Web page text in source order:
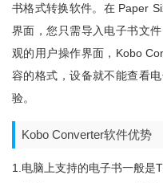
书格式转换软件。在 Paper
界面，您只需导入电子书文
观的用户操作界面，Kobo
容的格式，设备就不能查看
验。
Kobo Converter软件优势
1.电脑上支持的电子书一般是